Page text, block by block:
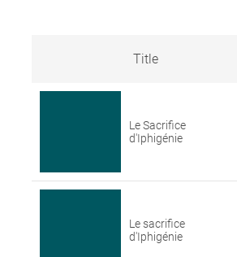
Search
Louvre
collections
Title
Le Sacrifice
d'Iphigénie
Le sacrifice
d'Iphigénie